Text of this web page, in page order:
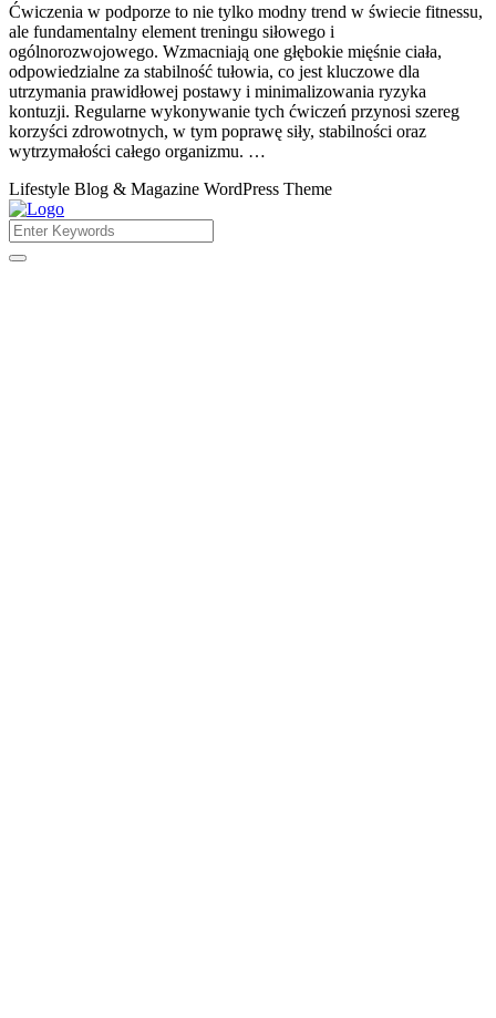
Ćwiczenia w podporze to nie tylko modny trend w świecie fitnessu,
ale fundamentalny element treningu siłowego i
ogólnorozwojowego. Wzmacniają one głębokie mięśnie ciała,
odpowiedzialne za stabilność tułowia, co jest kluczowe dla
utrzymania prawidłowej postawy i minimalizowania ryzyka
kontuzji. Regularne wykonywanie tych ćwiczeń przynosi szereg
korzyści zdrowotnych, w tym poprawę siły, stabilności oraz
wytrzymałości całego organizmu. …
Lifestyle Blog & Magazine WordPress Theme